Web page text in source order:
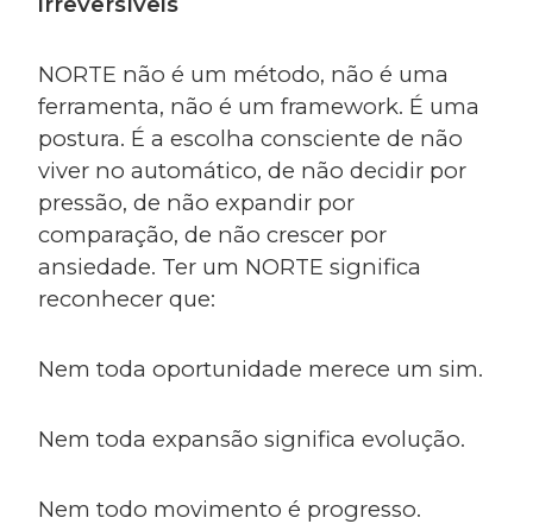
NORTE não é um método, não é uma
ferramenta, não é um framework. É uma
postura. É a escolha consciente de não
viver no automático, de não decidir por
pressão, de não expandir por
comparação, de não crescer por
ansiedade. Ter um NORTE significa
reconhecer que:
Nem toda oportunidade merece um sim.
Nem toda expansão significa evolução.
Nem todo movimento é progresso.